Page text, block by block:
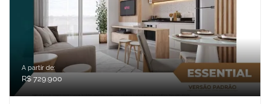
A partir de:
R$ 729.900